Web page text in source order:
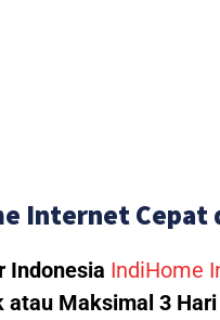
Internet Cepat
Indonesia IndiHome
atau Maksimal 3